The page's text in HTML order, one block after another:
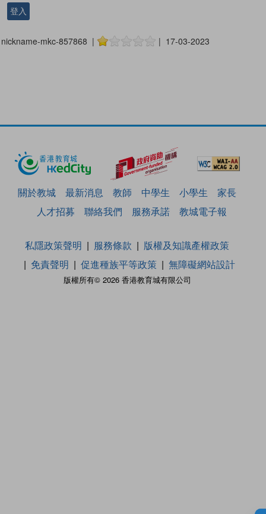
登入
nickname-mkc-857868 | | 17-03-2023
關於教城 最新消息 教師 中學生 小學生
家長
人才招募
聯絡我們 服務承諾 教城電子報
版權所有© 2026 香港教育城有限公司
私隱政策聲明 服務條款
版權及知識產權政策
免責聲明
促進種族平等政策 無障礙網站設計